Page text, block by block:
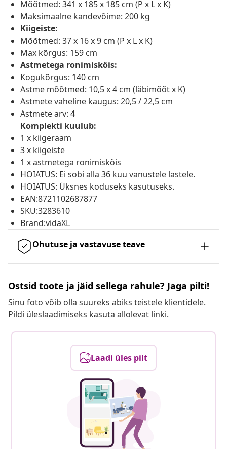
Mõõtmed: 341 x 185 x 185 cm (P x L x K)
Maksimaalne kandevõime: 200 kg
Kiigeiste:
Mõõtmed: 37 x 16 x 9 cm (P x L x K)
Max kõrgus: 159 cm
Astmetega ronimisköis:
Kogukõrgus: 140 cm
Astme mõõtmed: 10,5 x 4 cm (läbimõõt x K)
Astmete vaheline kaugus: 20,5 / 22,5 cm
Astmete arv: 4
Komplekti kuulub:
1 x kiigeraam
3 x kiigeiste
1 x astmetega ronimisköis
HOIATUS: Ei sobi alla 36 kuu vanustele lastele.
HOIATUS: Üksnes koduseks kasutuseks.
EAN:8721102687877
SKU:3283610
Brand:vidaXL
Ohutuse ja vastavuse teave
Ostsid toote ja jäid sellega rahule? Jaga pilti!
Sinu foto võib olla suureks abiks teistele klientidele.
Pildi üleslaadimiseks kasuta allolevat linki.
Laadi üles pilt